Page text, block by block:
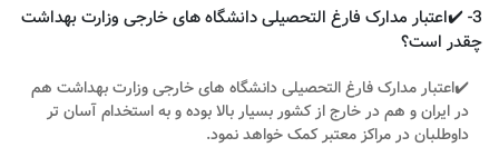
3- ✔️اعتبار مدارک فارغ التحصیلی دانشگاه های خارجی وزارت بهداشت
چقدر است؟
✔️اعتبار مدارک فارغ التحصیلی دانشگاه های خارجی وزارت بهداشت هم
در ایران و هم در خارج از کشور بسیار بالا بوده و به استخدام آسان تر
داوطلبان در مراکز معتبر کمک خواهد نمود.